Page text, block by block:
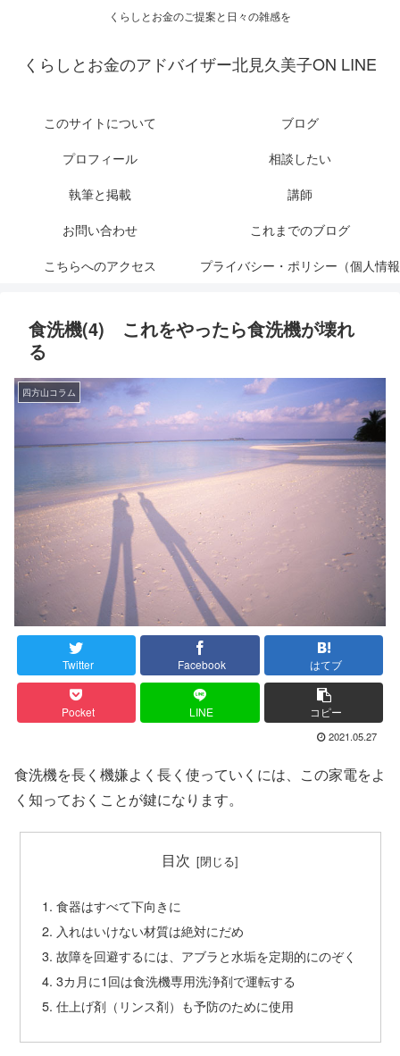
くらしとお金のご提案と日々の雑感を
くらしとお金のアドバイザー北見久美子ON LINE
このサイトについて
ブログ
プロフィール
相談したい
執筆と掲載
講師
お問い合わせ
これまでのブログ
こちらへのアクセス
プライバシー・ポリシー（個人情報
食洗機(4) これをやったら食洗機が壊れ
る
四方山コラム
Twitter Facebook はてブ
Pocket LINE コピー
2021.05.27
食洗機を長く機嫌よく長く使っていくには、この家電をよ
く知っておくことが鍵になります。
目次
食器はすべて下向きに
入れはいけない材質は絶対にだめ
故障を回避するには、アブラと水垢を定期的にのぞく
3カ月に1回は食洗機専用洗浄剤で運転する
仕上げ剤（リンス剤）も予防のために使用